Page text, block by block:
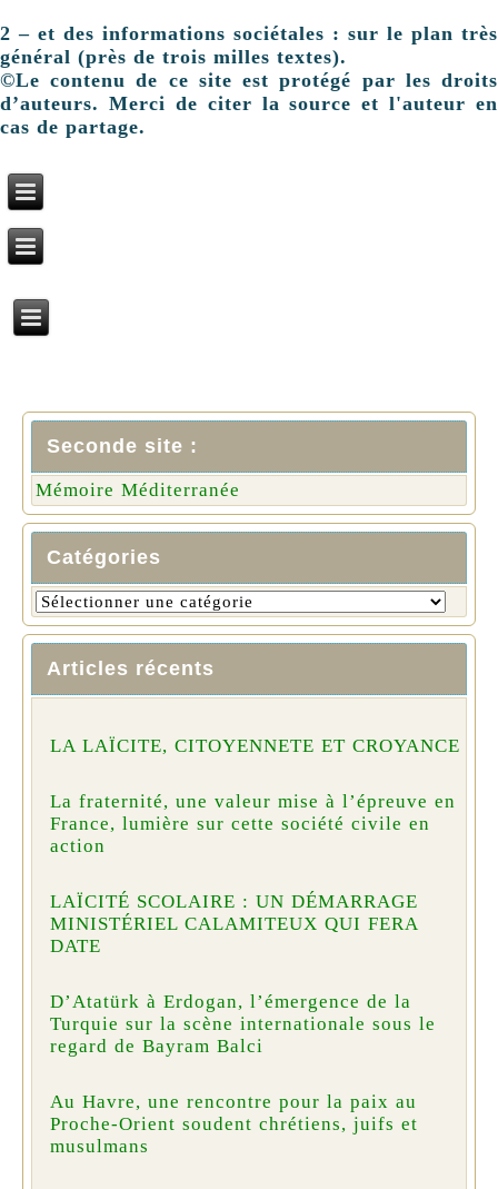
2 – et des informations sociétales : sur le plan très
général (près de trois milles textes).
©Le contenu de ce site est protégé par les droits
d’auteurs. Merci de citer la source et l'auteur en
cas de partage.
Seconde site :
Mémoire Méditerranée
Catégories
Articles récents
LA LAÏCITE, CITOYENNETE ET CROYANCE
La fraternité, une valeur mise à l’épreuve en
France, lumière sur cette société civile en
action
LAÏCITÉ SCOLAIRE : UN DÉMARRAGE
MINISTÉRIEL CALAMITEUX QUI FERA
DATE
D’Atatürk à Erdogan, l’émergence de la
Turquie sur la scène internationale sous le
regard de Bayram Balci
Au Havre, une rencontre pour la paix au
Proche-Orient soudent chrétiens, juifs et
musulmans